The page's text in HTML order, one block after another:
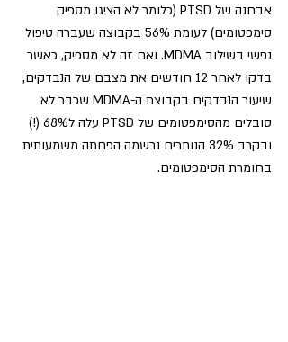
אבחנה של PTSD (כלומר לא הציגו מספיק
סימפטומים) לעומת 56% בקבוצה שעברה טיפול
נפשי בשילוב MDMA. ואם זה לא מספיק, כאשר
בדקו לאחר 12 חודשים את מצבם של הנבדקים,
שיעור הנבדקים בקבוצת ה-MDMA שכבר לא
סובלים מהסימפטומים של PTSD עלה ל68% (!)
ובקרב 32% הנותרים נרשמה הפחתה משמעותית
בחומרת הסימפטומים.